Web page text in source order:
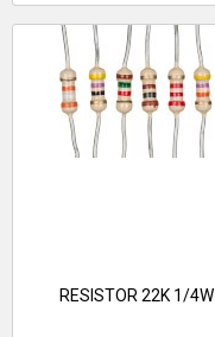
RESISTOR 22K 1/4W